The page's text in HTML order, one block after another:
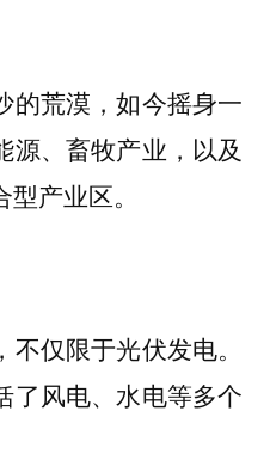
的荒漠，如今摇身一
源、畜牧产业，以及
产业区。
仅限于光伏发电。
了风电、水电等多个